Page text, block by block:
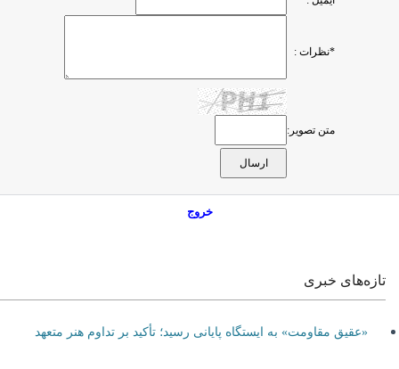
*نظرات :
متن تصویر:
خروج
تازه‌های خبری
«عقیق مقاومت» به ایستگاه پایانی رسید؛ تأکید بر تداوم هنر متعهد